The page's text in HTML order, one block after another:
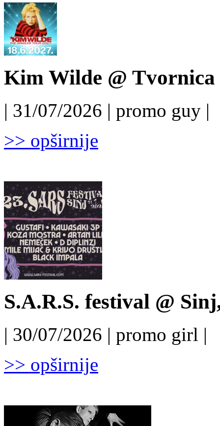
Kim Wilde @ Tvornica
| 31/07/2026 | promo guy |
>> opširnije
S.A.R.S. festival @
| 30/07/2026 | promo girl |
>> opširnije